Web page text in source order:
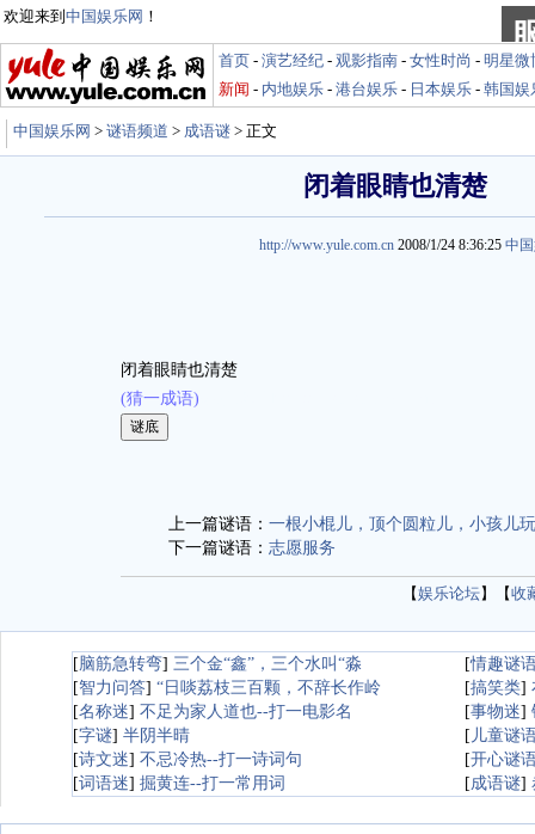
欢迎来到 中国娱乐网 ！
首页 - 演艺经纪 - 观影指南 - 女性时尚 - 明星微
新闻 - 内地娱乐 - 港台娱乐 - 日本娱乐 - 韩国娱
中国娱乐网 > 谜语频道 > 成语谜 > 正文
闭着眼睛也清楚
http://www.yule.com.cn 2008/1/24 8:36:25 中
闭着眼睛也清楚
(猜一成语)
上一篇谜语： 一根小棍儿，顶个圆粒儿，小孩儿
下一篇谜语： 志愿服务
【娱乐论坛】【收
[脑筋急转弯] 三个金“鑫”，三个水叫“淼 [情趣谜
[智力问答] “日啖荔枝三百颗，不辞长作岭 [搞笑类]
[名称迷] 不足为家人道也--打一电影名 [事物迷]
[字谜] 半阴半晴 [ 儿童谜
[诗文迷] 不忌冷热--打一诗词句 [开心谜
[词语迷] 掘黄连--打一常用词 [成语谜]